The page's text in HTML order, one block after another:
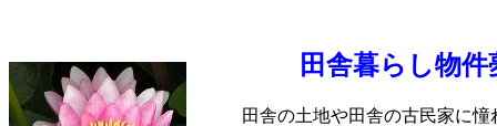
田舎暮らし物
田舎の土地や田舎の古民家に